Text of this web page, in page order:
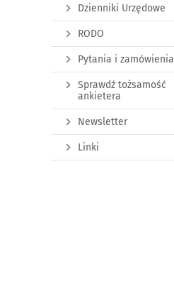
Dzienniki Urzędowe
RODO
Pytania i zamówienia
Sprawdź tożsamość
ankietera
Newsletter
Linki